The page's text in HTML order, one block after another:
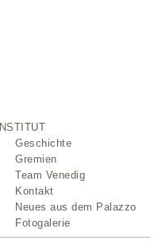
INSTITUT
Geschichte
Gremien
Team Venedig
Kontakt
Neues aus dem Palazzo
Fotogalerie